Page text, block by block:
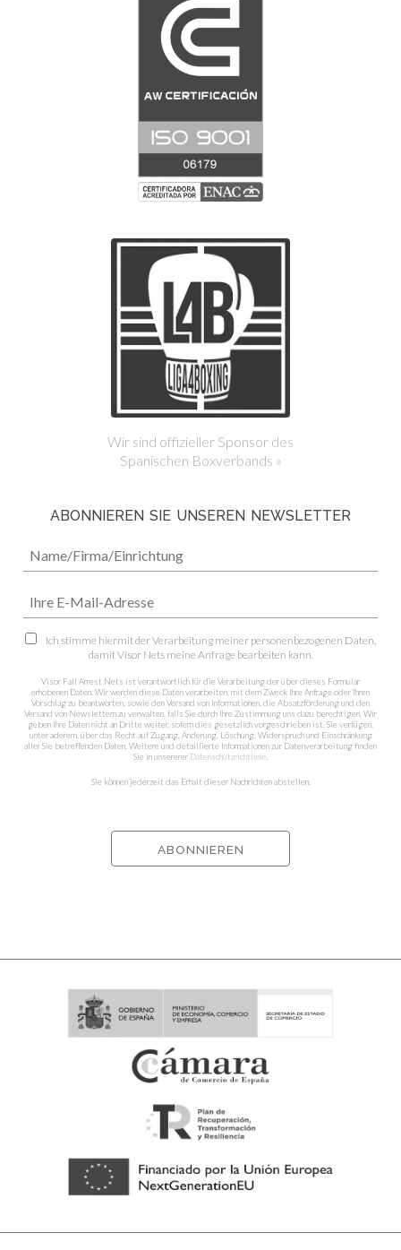
Wir sind offizieller Sponsor des
Spanischen Boxverbands »
ABONNIEREN SIE UNSEREN NEWSLETTER
Ich stimme hiermit der Verarbeitung meiner personenbezogenen Daten,
damit Visor Nets meine Anfrage bearbeiten kann.
Visor Fall Arrest Nets ist verantwortlich für die Verarbeitung der über dieses Formular
erhobenen Daten. Wir werden diese Daten verarbeiten, mit dem Zweck Ihre Anfrage oder Ihren
Vorschlag zu beantworten, sowie den Versand von Informationen, die Absatzförderung und den
Versand von Newslettern zu verwalten, falls Sie durch Ihre Zustimmung uns dazu berechtigen. Wir
geben Ihre Daten nicht an Dritte weiter, sofern dies gesetzlich vorgeschrieben ist. Sie verfügen,
unter aderem, über das Recht auf Zugang, Änderung, Löschung, Widerspruch und Einschränkung
aller Sie betreffenden Daten. Weitere und detaillierte Informationen zur Datenverarbeitung finden
Sie in unsererer Datenschutzrichtlinie
Sie können jederzeit das Erhalt dieser Nachrichten abstellen.